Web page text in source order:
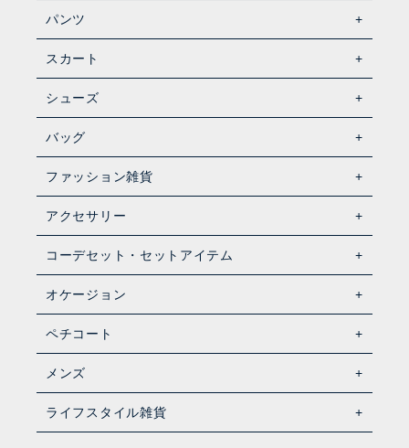
パンツ
スカート
シューズ
バッグ
ファッション雑貨
アクセサリー
コーデセット・セットアイテム
オケージョン
ペチコート
メンズ
ライフスタイル雑貨